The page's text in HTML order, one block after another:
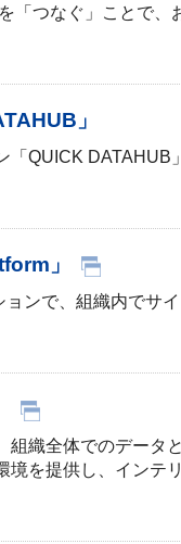
つなぐ」ことで、
」
QUICK DATAHUB
」
ンで、組織内でサ
織全体でのデー
を提供し、インテ